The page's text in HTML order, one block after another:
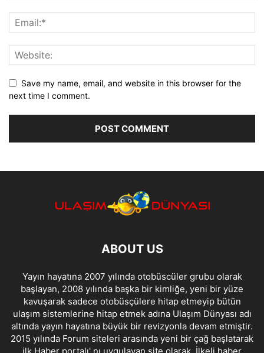
Save my name, email, and website in this browser for the
next time I comment.
ABOUT US
Yayın hayatına 2007 yılında otobüscüler grubu olarak
başlayan, 2008 yılında başka bir kimliğe, yeni bir yüze
kavuşarak sadece otobüsçülere hitap etmeyip bütün
ulaşım sistemlerine hitap etmek adına Ulaşım Dünyası adı
altında yayın hayatına büyük bir revizyonla devam etmiştir.
2015 yılında Forum siteleri arasında yeni bir çağ başlatarak